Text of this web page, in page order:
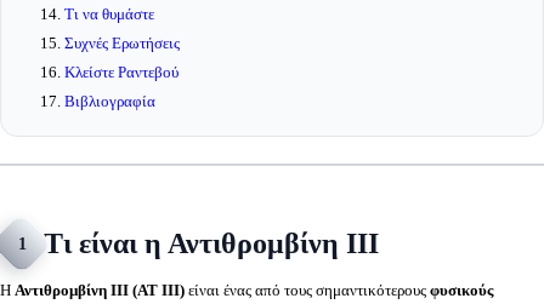
Τι να θυμάστε
Συχνές Ερωτήσεις
Κλείστε Ραντεβού
Βιβλιογραφία
1 Τι είναι η Αντιθρομβίνη ΙΙΙ
Η Αντιθρομβίνη ΙΙΙ (AT III) είναι ένας από τους σημαντικότερους φυσικούς